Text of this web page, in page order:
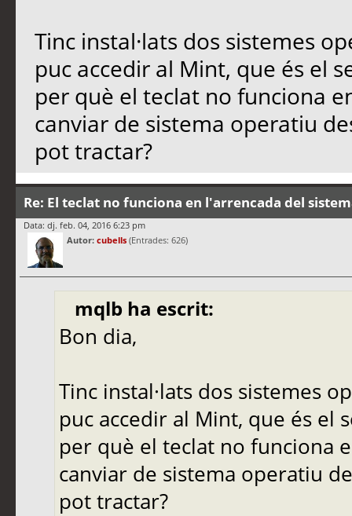
Tinc instal·lats dos sistemes
puc accedir al Mint, que és el
per què el teclat no funciona
canviar de sistema operatiu
pot tractar?
Re: El teclat no funciona en l'arrencada del
Data: dj. feb. 04, 2016 6:23 pm
Autor: cubells (Entrades: 626)
mqlb ha escrit:
Bon dia,
Tinc instal·lats dos sistemes
puc accedir al Mint, que és el
per què el teclat no funciona
canviar de sistema operatiu
pot tractar?